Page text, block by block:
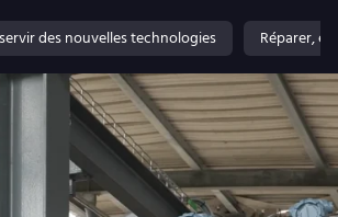
des nouvelles technologies Réparer,